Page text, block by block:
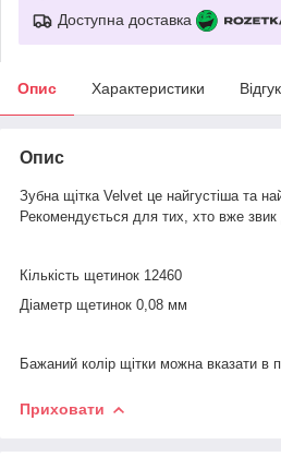
Доступна доставка
Опис Характеристики
Опис
Зубна щітка Velvet це найгустіша та
Рекомендується для тих, хто вже
Кількість щетинок 12460
Діаметр щетинок 0,08 мм
Бажаний колір щітки можна вказати в
Приховати